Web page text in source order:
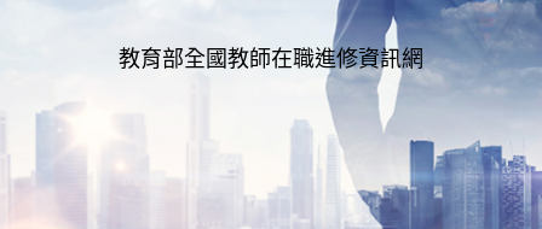
教育部全國教師在職進修資訊網